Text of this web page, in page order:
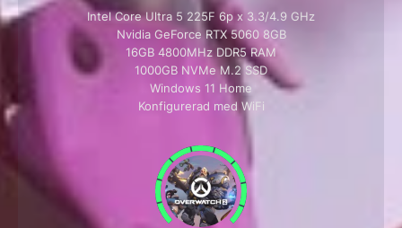
Intel Core Ultra 5 225F 6p x 3.3/4.9 GHz
Nvidia GeForce RTX 5060 8GB
16GB 4800MHz DDR5 RAM
1000GB NVMe M.2 SSD
Windows 11 Home
Konfigurerad med WiFi